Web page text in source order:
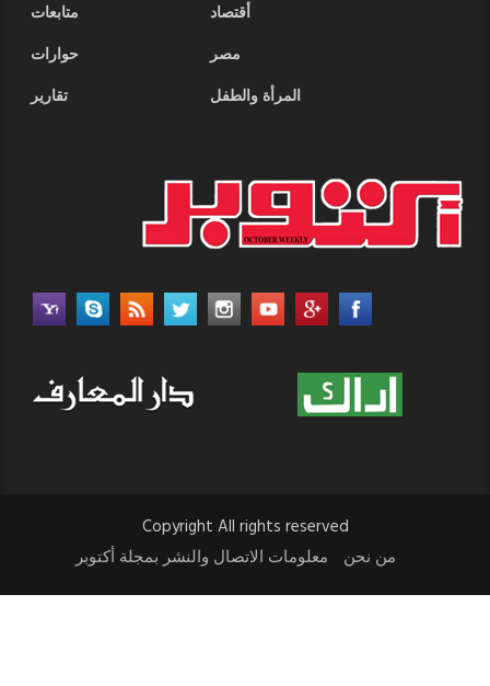
أقتصاد
متابعات
مصر
حوارات
المرأة والطفل
تقارير
Copyright All rights reserved
من نحن
معلومات الاتصال والنشر بمجلة أكتوبر